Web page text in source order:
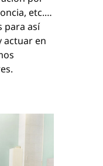
etc.…
para así
actuar en